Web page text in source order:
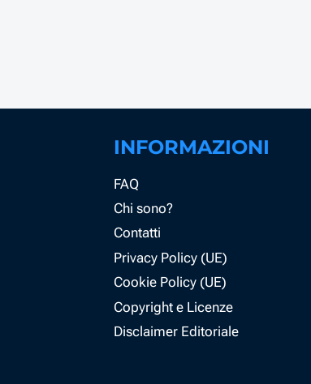
INFORMAZIONI
FAQ
Chi sono?
Contatti
Privacy Policy (UE)
Cookie Policy (UE)
Copyright e Licenze
Disclaimer Editoriale